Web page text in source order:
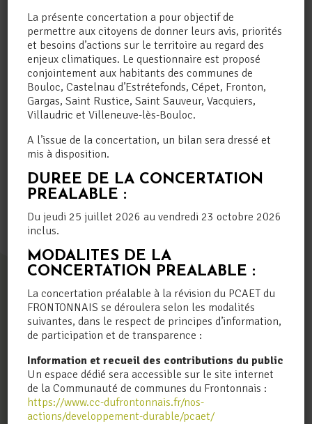
GARDONS
LE CONTACT
La présente concertation a pour objectif de
permettre aux citoyens de donner leurs avis, priorités
et besoins d’actions sur le territoire au regard des
enjeux climatiques. Le questionnaire est proposé
conjointement aux habitants des communes de
Bouloc, Castelnau d’Estrétefonds, Cépet, Fronton,
Gargas, Saint Rustice, Saint Sauveur, Vacquiers,
Villaudric et Villeneuve-lès-Bouloc.
A l’issue de la concertation, un bilan sera dressé et
mis à disposition.
DUREE DE LA CONCERTATION
PREALABLE :
Du jeudi 25 juillet 2026 au vendredi 23 octobre 2026
inclus.
MODALITES DE LA
CONCERTATION PREALABLE :
La concertation préalable à la révision du PCAET du
FRONTONNAIS se déroulera selon les modalités
suivantes, dans le respect de principes d’information,
de participation et de transparence :
Information et recueil des contributions du public
Un espace dédié sera accessible sur le site internet
de la Communauté de communes du Frontonnais :
https://www.cc-dufrontonnais.fr/nos-
actions/developpement-durable/pcaet/